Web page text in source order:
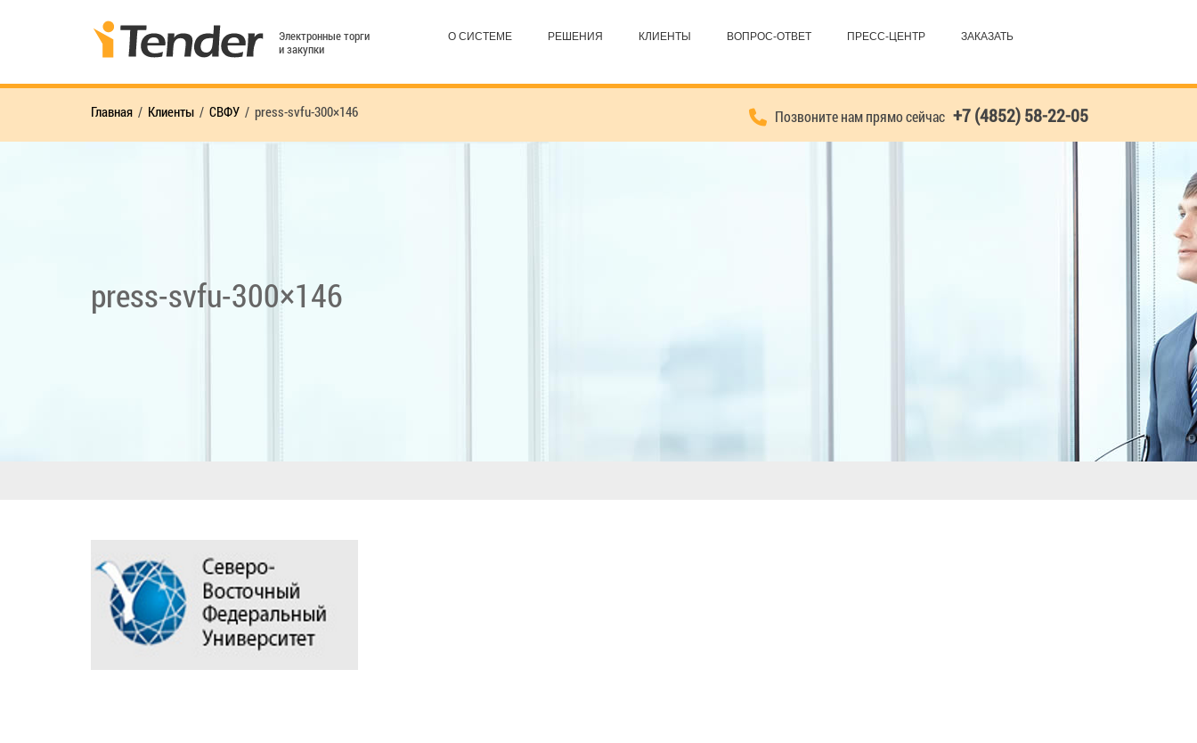
Электронные торги
и закупки
О СИСТЕМЕ РЕШЕНИЯ КЛИЕНТЫ ВОПРОС-ОТВЕТ ПРЕСС-ЦЕНТР ЗАКАЗАТЬ
Главная Клиенты СВФУ press-svfu-300×146 Позвоните нам прямо сейчас +7 (4852) 58-22-05
press-svfu-300×146